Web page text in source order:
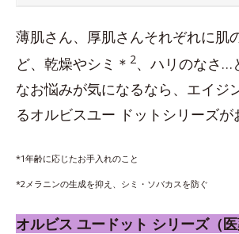
薄肌さん、厚肌さんそれぞれに肌
ど、乾燥やシミ＊ 2、ハリのなさ…
なお悩みが気になるなら、エイジ
るオルビスユー ドットシリーズが
*1年齢に応じたお手入れのこと
*2メラニンの生成を抑え、シミ・ソバカスを防ぐ
オルビス ユードット シリーズ（医